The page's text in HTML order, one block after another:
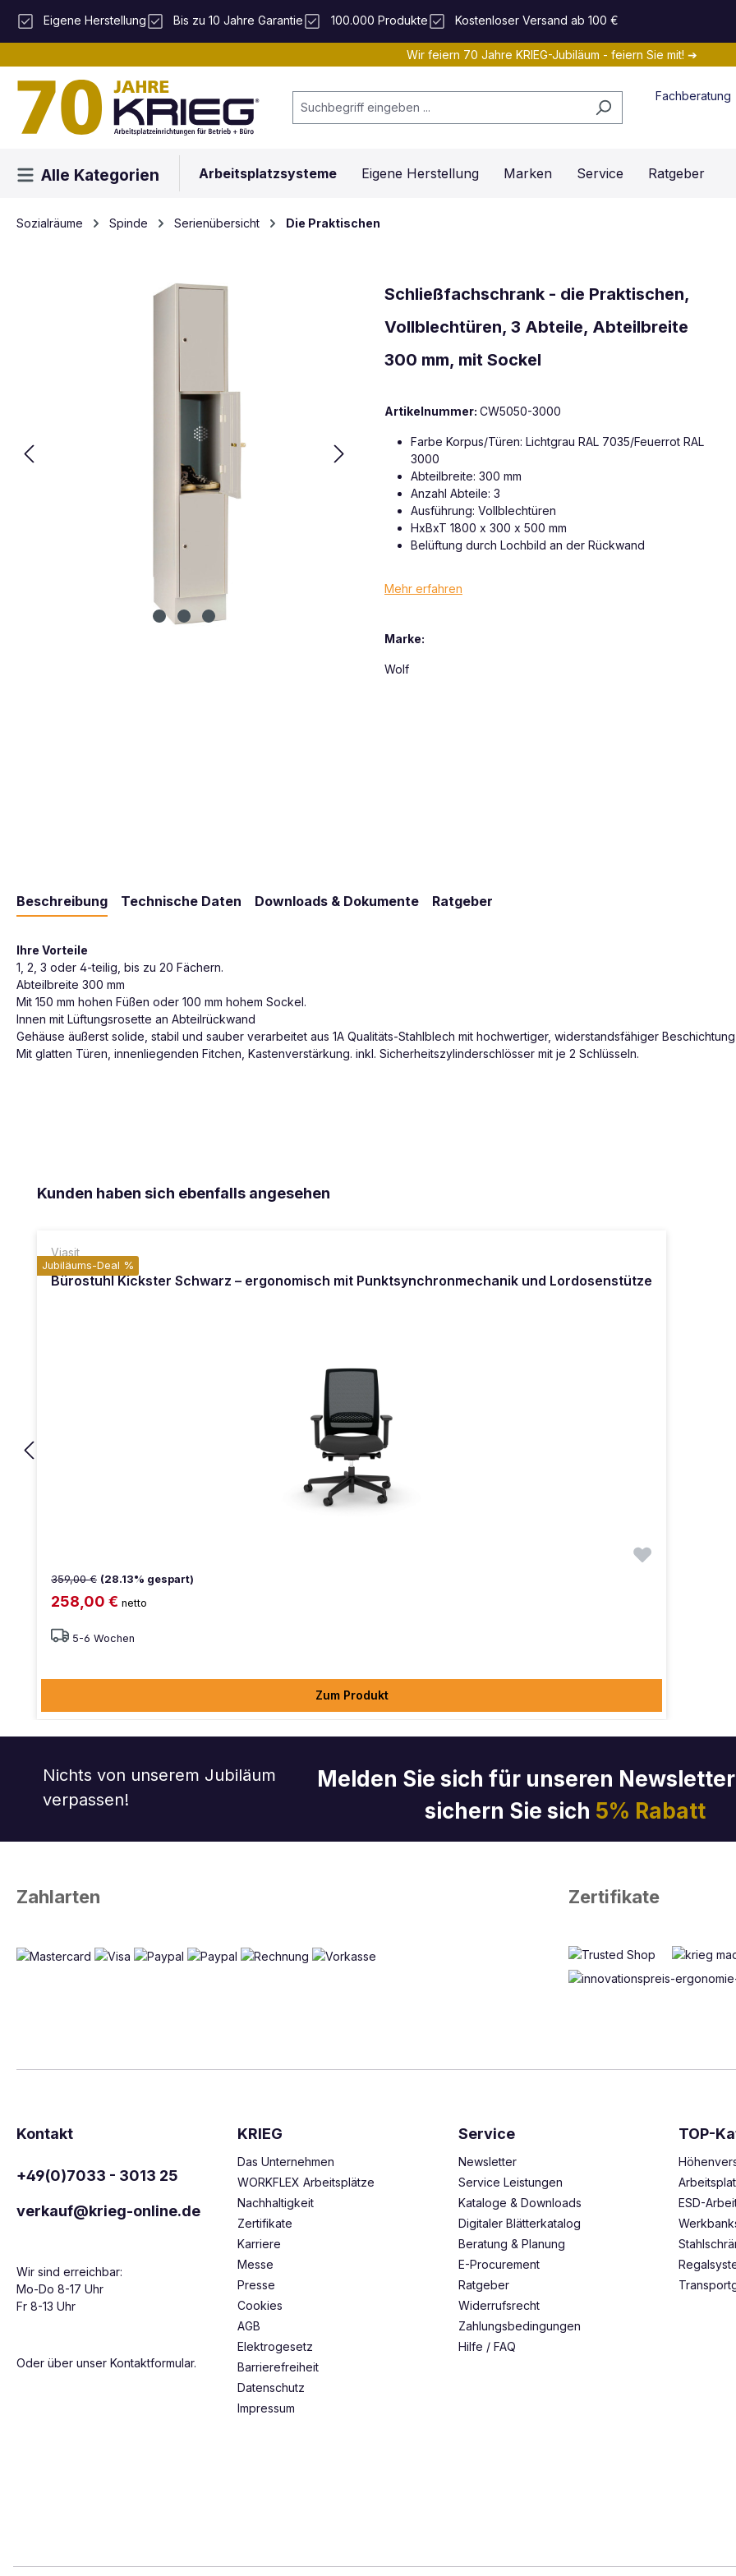
Hauptinhalt springen
Zur Suche springen
Zur Hauptnavigation springen
Eigene Herstellung Bis zu 10 Jahre Garantie 100.000 Produkte Kostenloser Versand ab 100 €
Wir feiern 70 Jahre KRIEG-Jubiläum - feiern Sie mit! ➔
Fachberatung
Alle Kategorien Arbeitsplatzsysteme Eigene Herstellung Marken Service Ratgeber
Sozialräume Spinde Serienübersicht Die Praktischen
Schließfachschrank - die Praktischen,
Vollblechtüren, 3 Abteile, Abteilbreite
300 mm, mit Sockel
Artikelnummer: CW5050-3000
Farbe Korpus/Türen: Lichtgrau RAL 7035/Feuerrot RAL
3000
Abteilbreite: 300 mm
Anzahl Abteile: 3
Ausführung: Vollblechtüren
HxBxT 1800 x 300 x 500 mm
Belüftung durch Lochbild an der Rückwand
Mehr erfahren
Marke:
Wolf
Beschreibung Technische Daten Downloads & Dokumente Ratgeber
Ihre Vorteile
1, 2, 3 oder 4-teilig, bis zu 20 Fächern.
Abteilbreite 300 mm
Mit 150 mm hohen Füßen oder 100 mm hohem Sockel.
Innen mit Lüftungsrosette an Abteilrückwand
Gehäuse äußerst solide, stabil und sauber verarbeitet aus 1A Qualitäts-Stahlblech mit hochwertiger, widerstandsfähiger Beschichtung
Mit glatten Türen, innenliegenden Fitchen, Kastenverstärkung. inkl. Sicherheitszylinderschlösser mit je 2 Schlüsseln.
Produktgalerie überspringen
Kunden haben sich ebenfalls angesehen
Viasit
Jubiläums-Deal %
Bürostuhl Kickster Schwarz – ergonomisch mit Punktsynchronmechanik und Lordosenstütze
359,00 € (28.13% gespart)
258,00 € netto
5-6 Wochen
Zum Produkt
Nichts von unserem Jubiläum
verpassen!
Melden Sie sich für unseren
sichern Sie sich 5% Rabatt
Zahlarten Zertifikate
Kontakt
+49(0)7033 - 3013 25
verkauf@krieg-online.de
Wir sind erreichbar:
Mo-Do 8-17 Uhr
Fr 8-13 Uhr
Oder über unser Kontaktformular.
KRIEG
Das Unternehmen
WORKFLEX Arbeitsplätze
Nachhaltigkeit
Zertifikate
Karriere
Messe
Presse
Cookies
AGB
Elektrogesetz
Barrierefreiheit
Datenschutz
Impressum
Service
Newsletter
Service Leistungen
Kataloge & Downloads
Digitaler Blätterkatalog
Beratung & Planung
E-Procurement
Ratgeber
Widerrufsrecht
Zahlungsbedingungen
Hilfe / FAQ
TOP-
ESD-